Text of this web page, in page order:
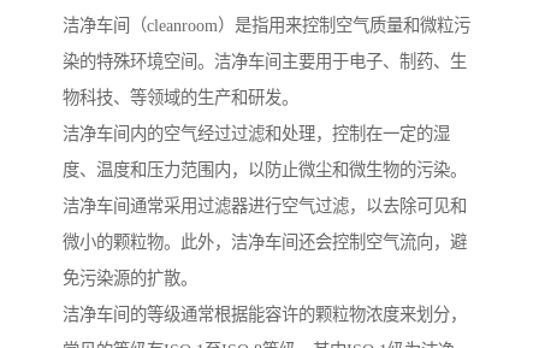
洁净车间（cleanroom）是指用来控制空气质量和微粒污
染的特殊环境空间。洁净车间主要用于电子、制药、生
物科技、等领域的生产和研发。
洁净车间内的空气经过过滤和处理，控制在一定的湿
度、温度和压力范围内，以防止微尘和微生物的污染。
洁净车间通常采用过滤器进行空气过滤，以去除可见和
微小的颗粒物。此外，洁净车间还会控制空气流向，避
免污染源的扩散。
洁净车间的等级通常根据能容许的颗粒物浓度来划分，